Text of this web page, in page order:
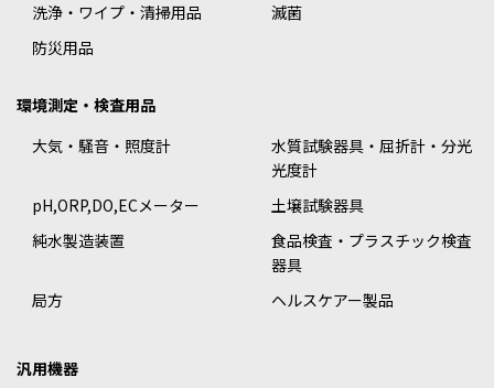
洗浄・ワイプ・清掃用品
滅菌
防災用品
環境測定・検査用品
大気・騒音・照度計
水質試験器具・屈折計・分光
光度計
pH,ORP,DO,ECメーター
土壌試験器具
純水製造装置
食品検査・プラスチック検査
器具
局方
ヘルスケアー製品
汎用機器